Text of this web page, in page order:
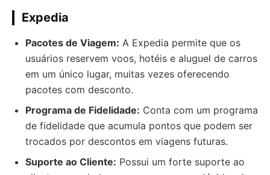
Expedia
Pacotes de Viagem: A Expedia permite que os
usuários reservem voos, hotéis e aluguel de carros
em um único lugar, muitas vezes oferecendo
pacotes com desconto.
Programa de Fidelidade: Conta com um programa
de fidelidade que acumula pontos que podem ser
trocados por descontos em viagens futuras.
Suporte ao Cliente: Possui um forte suporte ao